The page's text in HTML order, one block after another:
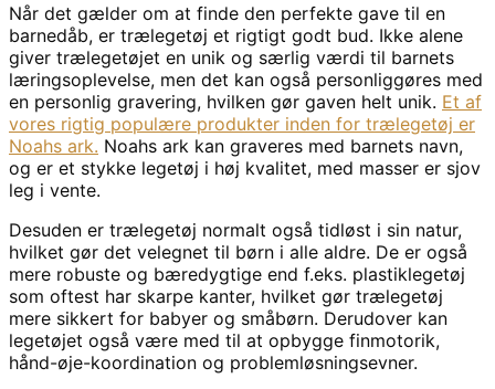
Når det gælder om at finde den perfekte gave til en
barnedåb, er trælegetøj et rigtigt godt bud. Ikke alene
giver trælegetøjet en unik og særlig værdi til barnets
læringsoplevelse, men det kan også personliggøres med
en personlig gravering, hvilken gør gaven helt unik. Et af
vores rigtig populære produkter inden for trælegetøj er
Noahs ark. Noahs ark kan graveres med barnets navn,
og er et stykke legetøj i høj kvalitet, med masser er sjov
leg i vente.
Desuden er trælegetøj normalt også tidløst i sin natur,
hvilket gør det velegnet til børn i alle aldre. De er også
mere robuste og bæredygtige end f.eks. plastiklegetøj
som oftest har skarpe kanter, hvilket gør trælegetøj
mere sikkert for babyer og småbørn. Derudover kan
legetøjet også være med til at opbygge finmotorik,
hånd-øje-koordination og problemløsningsevner.